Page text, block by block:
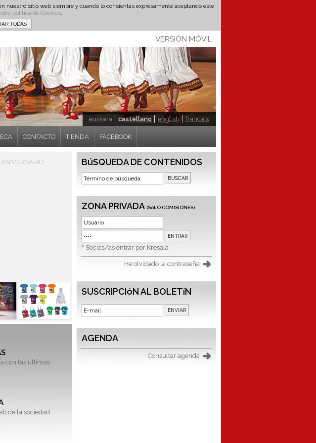
nuestro sitio web siempre y cuando lo consientas expresamente aceptando este
política de Cookies.
VERSIÓN MÓVIL
euskara castellano english français
CONTACTO TIENDA FACEBOOK
BúSQUEDA DE CONTENIDOS
ZONA PRIVADA (SóLO COMISIONES)
* Socios/as entrar por Kresala
He olvidado la contraseña
SUSCRIPCIóN AL BOLETíN
AGENDA
Consultar agenda
ANIVERSARIO
con las últimas
de la sociedad